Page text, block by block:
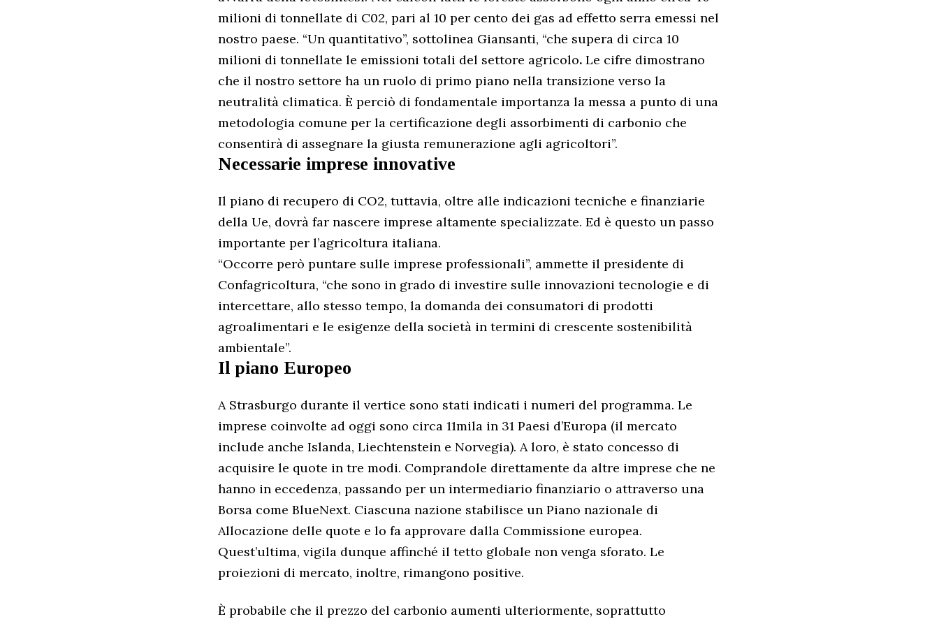
milioni di tonnellate di C02, pari al 10 per cento dei gas ad effetto serra emessi nel
nostro paese. “Un quantitativo”, sottolinea Giansanti, “che supera di circa 10
milioni di tonnellate le emissioni totali del settore agricolo. Le cifre dimostrano
che il nostro settore ha un ruolo di primo piano nella transizione verso la
neutralità climatica. È perciò di fondamentale importanza la messa a punto di una
metodologia comune per la certificazione degli assorbimenti di carbonio che
consentirà di assegnare la giusta remunerazione agli agricoltori”.
Necessarie imprese innovative
Il piano di recupero di CO2, tuttavia, oltre alle indicazioni tecniche e finanziarie
della Ue, dovrà far nascere imprese altamente specializzate. Ed è questo un passo
importante per l’agricoltura italiana.
“Occorre però puntare sulle imprese professionali”, ammette il presidente di
Confagricoltura, “che sono in grado di investire sulle innovazioni tecnologie e di
intercettare, allo stesso tempo, la domanda dei consumatori di prodotti
agroalimentari e le esigenze della società in termini di crescente sostenibilità
ambientale”.
Il piano Europeo
A Strasburgo durante il vertice sono stati indicati i numeri del programma. Le
imprese coinvolte ad oggi sono circa 11mila in 31 Paesi d’Europa (il mercato
include anche Islanda, Liechtenstein e Norvegia). A loro, è stato concesso di
acquisire le quote in tre modi. Comprandole direttamente da altre imprese che ne
hanno in eccedenza, passando per un intermediario finanziario o attraverso una
Borsa come BlueNext. Ciascuna nazione stabilisce un Piano nazionale di
Allocazione delle quote e lo fa approvare dalla Commissione europea.
Quest’ultima, vigila dunque affinché il tetto globale non venga sforato. Le
proiezioni di mercato, inoltre, rimangono positive.
È probabile che il prezzo del carbonio aumenti ulteriormente, soprattutto